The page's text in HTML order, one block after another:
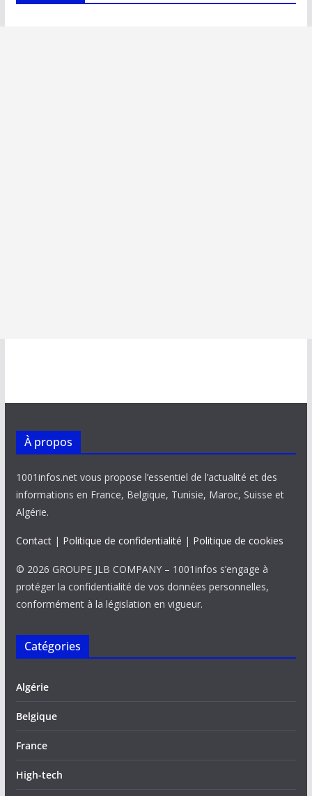
À propos
1001infos.net vous propose l’essentiel de l’actualité et des
informations en France, Belgique, Tunisie, Maroc, Suisse et
Algérie.
Contact| Politique de confidentialité | Politique de cookies
© 2026 GROUPE JLB COMPANY – 1001infos s’engage à
protéger la confidentialité de vos données personnelles,
conformément à la législation en vigueur.
Catégories
Algérie
Belgique
France
High-tech